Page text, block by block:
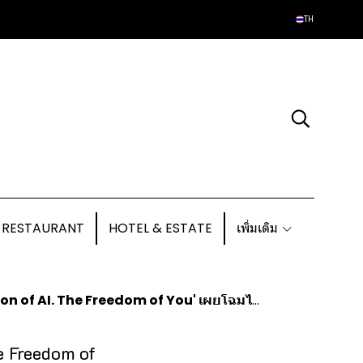
TH
HOTEL & ESTATE เพิ่มเติม
เผยโฉมไลน์อัปเครื่องใช้ไฟฟ้าอัจฉริยะ ช่วยเพิ่มอิสระการใช้ชีวิต
of